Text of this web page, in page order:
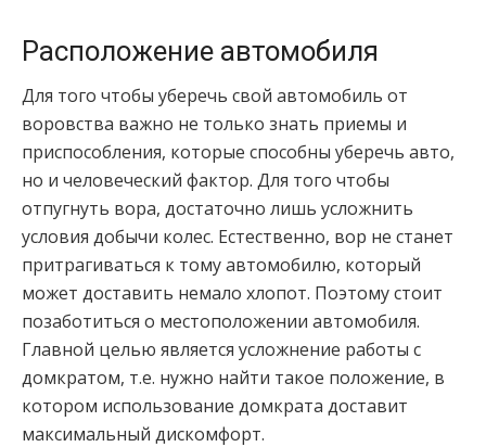
Расположение автомобиля
Для того чтобы уберечь свой автомобиль от
воровства важно не только знать приемы и
приспособления, которые способны уберечь авто,
но и человеческий фактор. Для того чтобы
отпугнуть вора, достаточно лишь усложнить
условия добычи колес. Естественно, вор не станет
притрагиваться к тому автомобилю, который
может доставить немало хлопот. Поэтому стоит
позаботиться о местоположении автомобиля.
Главной целью является усложнение работы с
домкратом, т.е. нужно найти такое положение, в
котором использование домкрата доставит
максимальный дискомфорт.